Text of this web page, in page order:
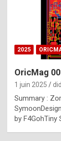
2025
OricMag
1 juin 2025
Summary :
by F4GohTiny